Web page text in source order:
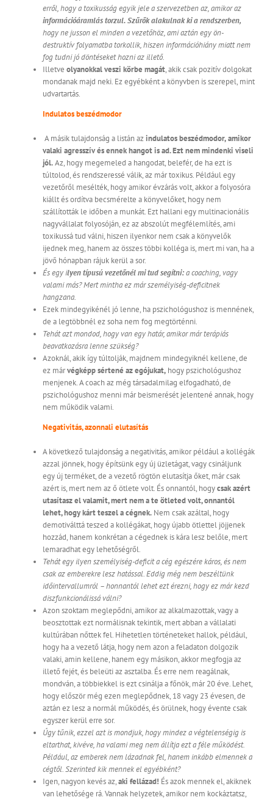
erről, hogy a toxikusság egyik jele a szervezetben az, amikor az
információáramlás torzul.Szűrők alakulnak ki a rendszerben,
hogy ne jusson el minden a vezetőhöz, ami aztán egy ön-
destruktív folyamatba torkollik, hiszen információhiány miatt nem
fog tudni jó döntéseket hozni az illető.
Illetve olyanokkal veszi körbe magát, akik csak pozitív dolgokat
mondanak majd neki. Ez egyébként a könyvben is szerepel, mint
udvartartás.
Indulatos beszédmodor
A másik tulajdonság a listán azindulatos beszédmodor,amikor
valaki agresszív és ennek hangot is ad. Ezt nem mindenki viseli
jól.Az, hogy megemeled a hangodat, belefér, de ha ezt is
túltolod, és rendszeressé válik, az már toxikus. Például egy
vezetőről mesélték, hogy amikor évzárás volt, akkor a folyosóra
kiállt és ordítva becsmérelte a könyvelőket, hogy nem
szállították le időben a munkát. Ezt hallani egy multinacionális
nagyvállalat folyosóján, ez az abszolút megfélemlítés, ami
toxikussá tud válni, hiszen ilyenkor nem csak a könyvelők
ijednek meg, hanem az összes többi kolléga is, mert mi van, ha a
jövő hónapban rájuk kerül a sor.
És egy ilyen típusú vezetőnél mi tud segítni:a coaching, vagy
valami más? Mert mintha ez már személyiség-deficitnek
hangzana.
Ezek mindegyikénél jó lenne, ha pszichológushoz is mennének,
de a legtöbbnél ez soha nem fog megtörténni.
Tehát azt mondod, hogy van egy határ, amikor már terápiás
beavatkozásra lenne szükség?
Azoknál, akik így túltolják, majdnem mindegyiknél kellene, de
ez márvégképp sértené az egójukat, hogy pszichológushoz
menjenek. A coach az még társadalmilag elfogadható, de
pszichológushoz menni már beismerését jelentené annak, hogy
nem működik valami.
Negativitás, azonnali elutasítás
A következő tulajdonság a negativitás, amikor például a kollégák
azzal jönnek, hogy építsünk egy új üzletágat, vagy csináljunk
egy új terméket, de a vezető rögtön elutasítja őket, már csak
azért is, mert nem az ő ötlete volt. És onnantól, hogycsak azért
utasítasz el valamit, mert nem a te ötleted volt, onnantól
lehet, hogy kárt teszel a cégnek. Nem csak azáltal, hogy
demotiválttá teszed a kollégákat, hogy újabb ötlettel jöjjenek
hozzád, hanem konkrétan a cégednek is kára lesz belőle, mert
lemaradhat egy lehetőségről.
Tehát egy ilyen személyiség-deficit a cég egészére káros, és nem
csak az emberekre lesz hatással. Eddig még nem beszéltünk
időintervallumról – honnantól lehet ezt érezni, hogy ez már kezd
diszfunkcionálissá válni?
Azon szoktam meglepődni, amikor az alkalmazottak, vagy a
beosztottak ezt normálisnak tekintik, mert abban a vállalati
kultúrában nőttek fel. Hihetetlen történeteket hallok, például,
hogy ha a vezető látja, hogy nem azon a feladaton dolgozik
valaki, amin kellene, hanem egy másikon, akkor megfogja az
illető fejét, és beleüti az asztalba. És erre nem reagálnak,
mondván, a többiekkel is ezt csinálja a főnök, már 20 éve. Lehet,
hogy először még ezen meglepődnek, 18 vagy 23 évesen, de
aztán ez lesz a normál működés, és örülnek, hogy évente csak
egyszer kerül erre sor.
Úgy tűnik, ezzel azt is mondjuk, hogy mindez a végtelenségig is
eltarthat, kivéve, ha valami meg nem állítja ezt a féle működést.
Például, az emberek nem lázadnak fel, hanem inkább elmennek a
cégtől. Szerinted kik mennek el egyébként?
Igen, nagyon kevés az,aki fellázad! És azok mennek el, akiknek
van lehetősége rá. Vannak helyzetek, amikor nem kockáztatsz,